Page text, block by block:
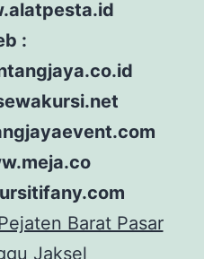
:
Barat Pasar
Jaksel